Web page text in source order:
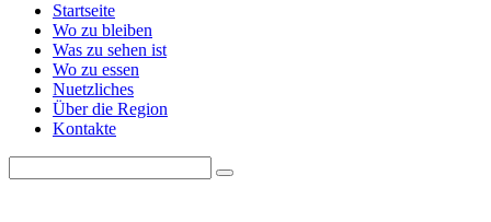
Startseite
Wo zu bleiben
Was zu sehen ist
Wo zu essen
Nuetzliches
Über die Region
Kontakte